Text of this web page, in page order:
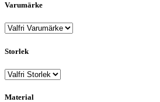
Varumärke
Storlek
Material